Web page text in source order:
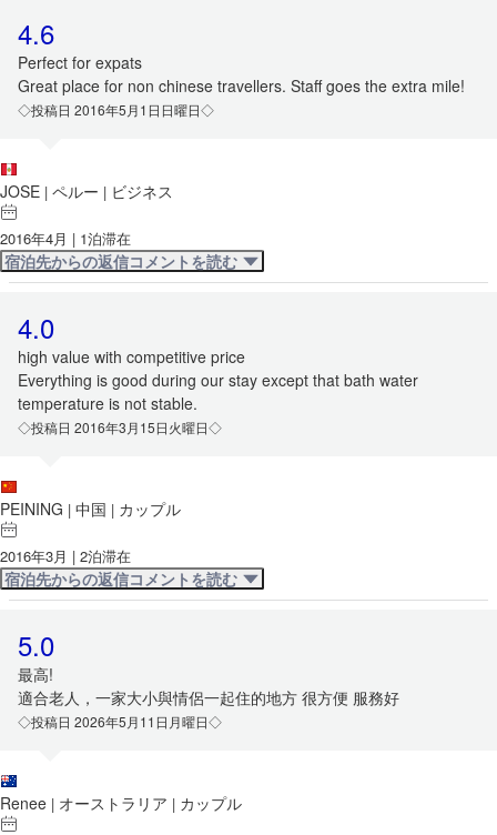
4.6
Perfect for expats
Great place for non chinese travellers. Staff goes the extra mile!
◇投稿日 2016年5月1日日曜日◇
JOSE | ペルー | ビジネス
2016年4月 | 1泊滞在
宿泊先からの返信コメントを読む
4.0
high value with competitive price
Everything is good during our stay except that bath water
temperature is not stable.
◇投稿日 2016年3月15日火曜日◇
PEINING | 中国 | カップル
2016年3月 | 2泊滞在
宿泊先からの返信コメントを読む
5.0
最高!
適合老人，一家大小與情侶一起住的地方 很方便 服務好
◇投稿日 2026年5月11日月曜日◇
Renee | オーストラリア | カップル